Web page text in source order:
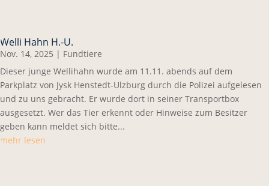
Welli Hahn H.-U.
Nov. 14, 2025 | Fundtiere
Dieser junge Wellihahn wurde am 11.11. abends auf dem
Parkplatz von Jysk Henstedt-Ulzburg durch die Polizei aufgelesen
und zu uns gebracht. Er wurde dort in seiner Transportbox
ausgesetzt. Wer das Tier erkennt oder Hinweise zum Besitzer
geben kann meldet sich bitte...
mehr lesen